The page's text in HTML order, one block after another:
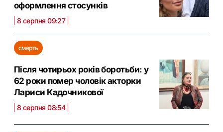
оформлення стосунків
8 серпня 09:27
смерть
Після чотирьох років боротьби: у
62 роки помер чоловік акторки
Лариси Кадочникової
8 серпня 08:54